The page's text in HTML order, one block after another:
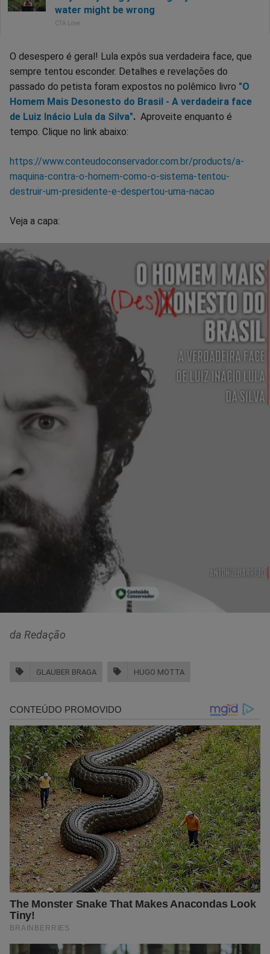
O desespero é geral! Lula expôs sua verdadeira face, que
sempre tentou esconder. Detalhes e revelações do
passado do petista foram expostos no polêmico livro "O
Homem Mais Desonesto do Brasil - A verdadeira face
de Luiz Inácio Lula da Silva". Aproveite enquanto é
tempo. Clique no link abaixo:
https://www.conteudoconservador.com.br/products/a-
maquina-contra-o-homem-como-o-sistema-tentou-
destruir-um-presidente-e-despertou-uma-nacao
Veja a capa:
da Redação
GLAUBER BRAGA HUGO MOTTA